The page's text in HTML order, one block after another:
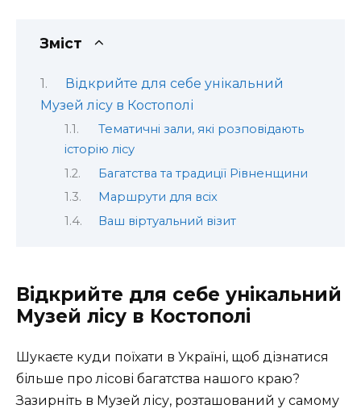
Зміст
Відкрийте для себе унікальний
Музей лісу в Костополі
Тематичні зали, які розповідають
історію лісу
Багатства та традиції Рівненщини
Маршрути для всіх
Ваш віртуальний візит
Відкрийте для себе унікальний
Музей лісу в Костополі
Шукаєте куди поїхати в Україні, щоб дізнатися
більше про лісові багатства нашого краю?
Зазирніть в Музей лісу, розташований у самому